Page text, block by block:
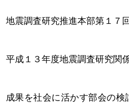
地震調査研究推進本部第１７
平成１３年度地震調査研究関
成果を社会に活かす部会の